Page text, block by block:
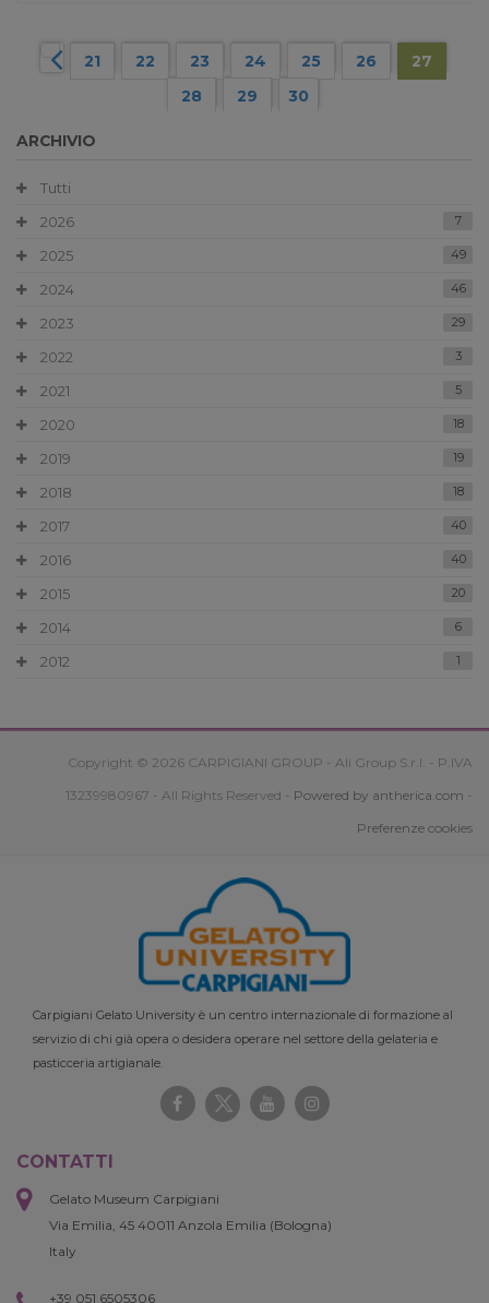
21 22 23 24 25 26
27
28
29 30
ARCHIVIO
Tutti
2026
7
2025 49
2024 46
2023 29
2022 3
2021 5
2020 18
2019 19
2018 18
2017 40
2016 40
2015 20
2014 6
2012 1
Copyright © 2026 CARPIGIANI GROUP - Ali Group S.r.l. - P.IVA
13239980967 - All Rights Reserved - Powered by antherica.com -
Preferenze cookies
Carpigiani Gelato University è un centro internazionale di formazione al
servizio di chi già opera o desidera operare nel settore della gelateria e
pasticceria artigianale.
CONTATTI
Gelato Museum Carpigiani
Via Emilia, 45 40011 Anzola Emilia (Bologna)
Italy
+39 051 6505306